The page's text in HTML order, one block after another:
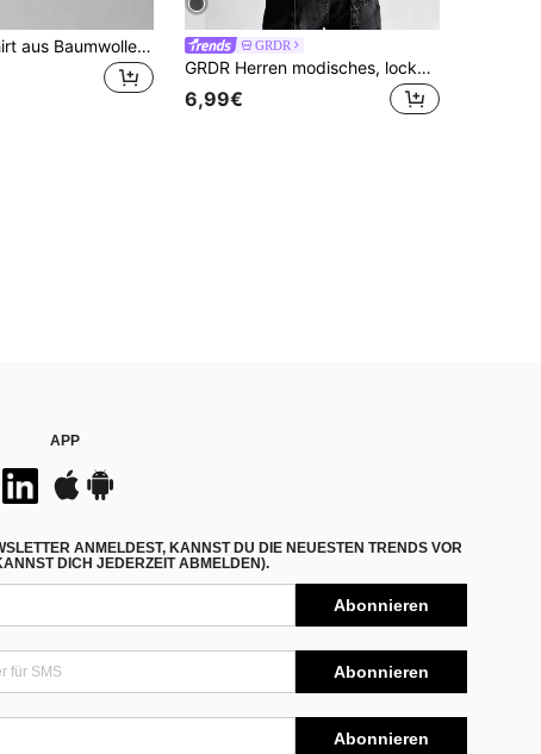
Vintage-T-Shirt aus Baumwolle für Herren, grafischer Graffiti-DR-Print, lässiges amerikanisches Streetwear-Oberteil für alle Jahreszeiten und den Alltag. GRDR
GRDR Herren modisches, locker geschnittenes Kurzarm T-Shirt mit Muster | Exquisites Design | Sommer Essentiell | Leicht zu kombinieren, um Deinen Stil zu zeigen
6,99€
APP
ANMELDEST, KANNST DU DIE NEUESTEN TRENDS VOR
DICH JEDERZEIT ABMELDEN).
Abonnieren
Abonnieren
Abonnieren